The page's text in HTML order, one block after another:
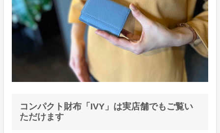
コンパクト財布「IVY」は実店舗でもご覧い
ただけます